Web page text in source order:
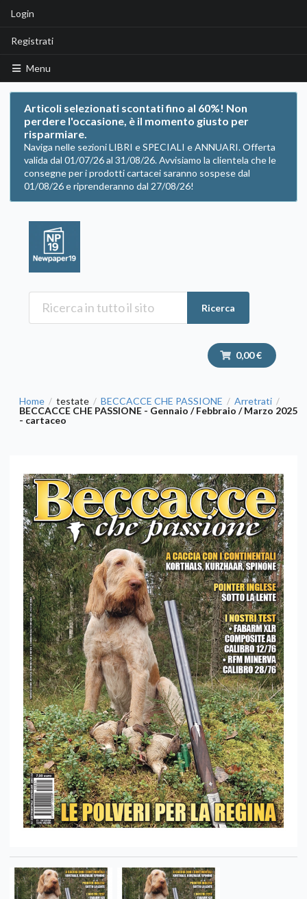
Login
Registrati
Menu
Articoli selezionati scontati fino al 60%! Non
perdere l'occasione, è il momento giusto per
risparmiare.
Naviga nelle sezioni LIBRI e SPECIALI e ANNUARI. Offerta
valida dal 01/07/26 al 31/08/26. Avvisiamo la clientela che le
consegne per i prodotti cartacei saranno sospese dal
01/08/26 e riprenderanno dal 27/08/26!
Ricerca
0,00 €
Home / testate / BECCACCE CHE PASSIONE / Arretrati /
BECCACCE CHE PASSIONE - Gennaio / Febbraio / Marzo 2025
- cartaceo